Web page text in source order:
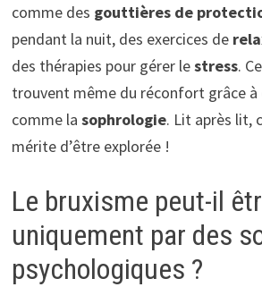
comme des gouttières de
pendant la nuit, des exercices de
des thérapies pour gérer lestress.
trouvent même du réconfort grâce à
comme la sophrologie. Lit après lit,
mérite d’être explorée !
Le bruxisme peut-il
uniquement par des
psychologiques ?